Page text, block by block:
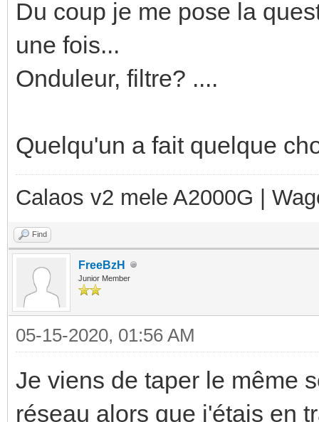
Du coup je me pose la
une fois...
Onduleur, filtre? ....
Quelqu'un a fait quelque
Calaos v2 mele A2000G |
Find
FreeBzH
Junior Member
05-15-2020, 01:56 AM
Je viens de taper le même
réseau alors que j'étais en